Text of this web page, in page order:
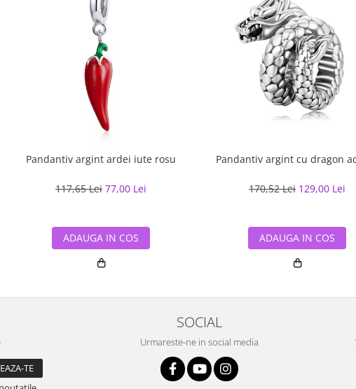
Pandantiv argint ardei iute rosu
117,65 Lei 77,00 Lei
ADAUGA IN COS
Pandantiv argint cu
170,52 Lei 129,00 Lei
ADAUGA IN COS
SOCIAL
Urmareste-ne in social media